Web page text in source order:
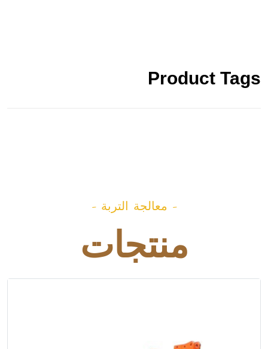
Product Tags
- معالجة التربة -
منتجات